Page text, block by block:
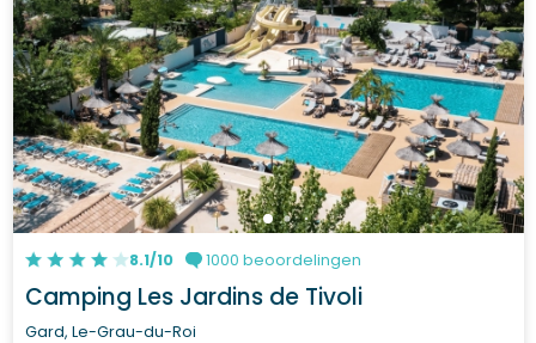
8.1/10 1000 beoordelingen
Camping Les Jardins de Tivoli
Gard, Le-Grau-du-Roi